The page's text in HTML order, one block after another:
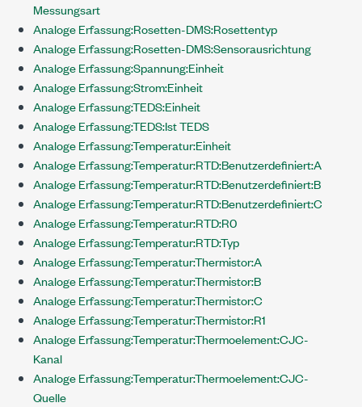
Messungsart
Analoge Erfassung:Rosetten-DMS:Rosettentyp
Analoge Erfassung:Rosetten-DMS:Sensorausrichtung
Analoge Erfassung:Spannung:Einheit
Analoge Erfassung:Strom:Einheit
Analoge Erfassung:TEDS:Einheit
Analoge Erfassung:TEDS:Ist TEDS
Analoge Erfassung:Temperatur:Einheit
Analoge Erfassung:Temperatur:RTD:Benutzerdefiniert:A
Analoge Erfassung:Temperatur:RTD:Benutzerdefiniert:B
Analoge Erfassung:Temperatur:RTD:Benutzerdefiniert:C
Analoge Erfassung:Temperatur:RTD:R0
Analoge Erfassung:Temperatur:RTD:Typ
Analoge Erfassung:Temperatur:Thermistor:A
Analoge Erfassung:Temperatur:Thermistor:B
Analoge Erfassung:Temperatur:Thermistor:C
Analoge Erfassung:Temperatur:Thermistor:R1
Analoge Erfassung:Temperatur:Thermoelement:CJC-
Kanal
Analoge Erfassung:Temperatur:Thermoelement:CJC-
Quelle